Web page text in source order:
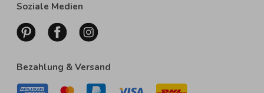
Soziale Medien
Bezahlung & Versand